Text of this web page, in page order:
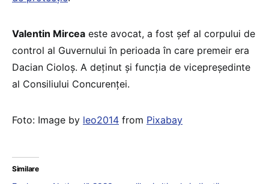
Valentin Mircea este avocat, a fost șef al corpului de
control al Guvernului în perioada în care premeir era
Dacian Cioloș. A deținut și funcția de vicepreședinte
al Consiliului Concurenței.
Foto: Image by leo2014 from Pixabay
Similare